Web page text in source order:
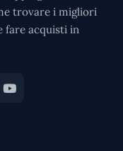
trovare i migliori
fare acquisti in